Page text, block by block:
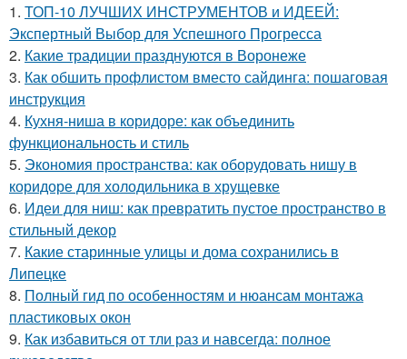
1. ТОП-10 ЛУЧШИХ ИНСТРУМЕНТОВ и ИДЕЕЙ:
Экспертный Выбор для Успешного Прогресса
2. Какие традиции празднуются в Воронеже
3. Как обшить профлистом вместо сайдинга: пошаговая
инструкция
4. Кухня-ниша в коридоре: как объединить
функциональность и стиль
5. Экономия пространства: как оборудовать нишу в
коридоре для холодильника в хрущевке
6. Идеи для ниш: как превратить пустое пространство в
стильный декор
7. Какие старинные улицы и дома сохранились в
Липецке
8. Полный гид по особенностям и нюансам монтажа
пластиковых окон
9. Как избавиться от тли раз и навсегда: полное